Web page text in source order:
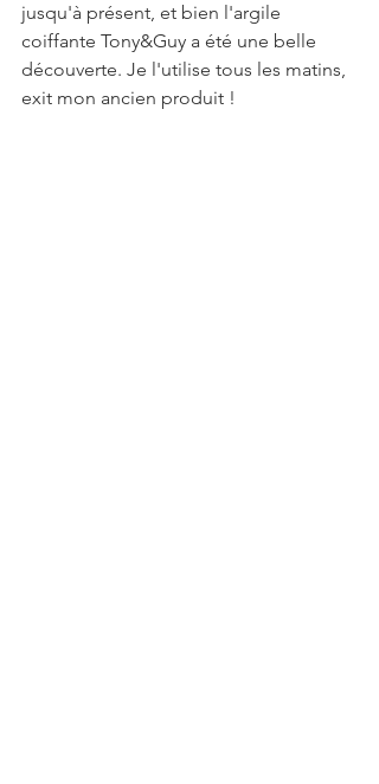
jusqu'à présent, et bien l'argile
coiffante Tony&Guy a été une belle
découverte. Je l'utilise tous les matins,
exit mon ancien produit !